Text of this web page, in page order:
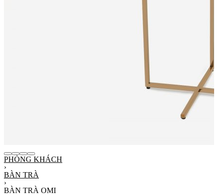
PHÒNG KHÁCH
›
BÀN TRÀ
›
BÀN TRÀ OMI